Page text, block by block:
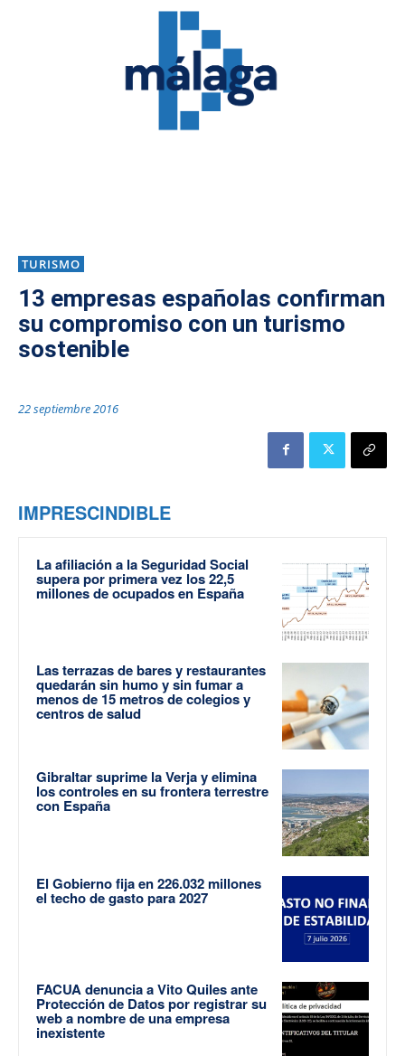
TURISMO
13 empresas españolas confirman
su compromiso con un turismo
sostenible
22 septiembre 2016
IMPRESCINDIBLE
La afiliación a la Seguridad Social
supera por primera vez los 22,5
millones de ocupados en España
Las terrazas de bares y restaurantes
quedarán sin humo y sin fumar a
menos de 15 metros de colegios y
centros de salud
Gibraltar suprime la Verja y elimina
los controles en su frontera terrestre
con España
El Gobierno fija en 226.032 millones
el techo de gasto para 2027
FACUA denuncia a Vito Quiles ante
Protección de Datos por registrar su
web a nombre de una empresa
inexistente